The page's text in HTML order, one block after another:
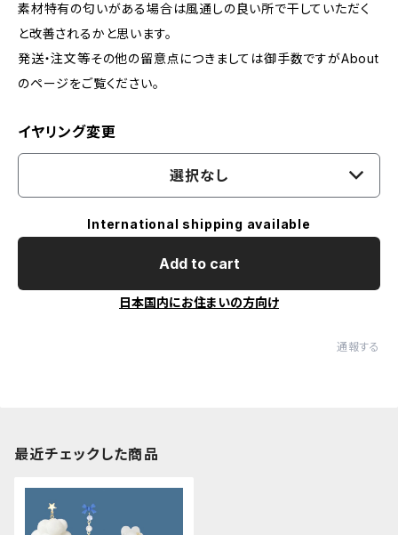
素材特有の匂いがある場合は風通しの良い所で干していただく
と改善されるかと思います。
発送・注文等その他の留意点につきましては御手数ですがAbout
のページをご覧ください。
イヤリング変更
選択なし
International shipping available
Add to cart
日本国内にお住まいの方向け
通報する
最近チェックした商品